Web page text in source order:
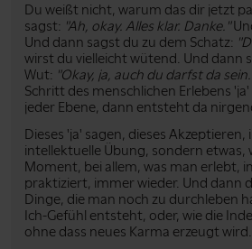
Du weißt nicht, warum das dir jetzt
sagst: "Ah, okay. Alles klar. Danke."
Und dann sagst du zu dem Schatz:
wirst du vielleicht wütend. Und dann
Wut: "Okay, ja, auch du darfst da
Schritt des menschlichen Erlebens
jeder Ebene, dann entsteht da
Dieses 'ja' sagen, dieses Akzeptieren,
intellektuelle Übung, sondern etwas,
Moment, bei allem, was man erlebt,
praktiziert, immer wieder. Und dann
Dinge, die man noch zu durchleben
Ich-Gefühl entsteht, oder, wie die
ohne dass neues Karma erzeugt wird.